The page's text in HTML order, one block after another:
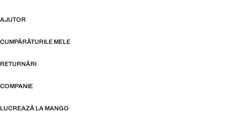
AJUTOR
CUMPĂRĂTURILE MELE
RETURNĂRI
COMPANIE
LUCREAZĂ LA MANGO